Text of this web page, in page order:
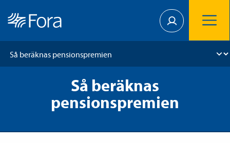
Så beräknas
pensionspremien